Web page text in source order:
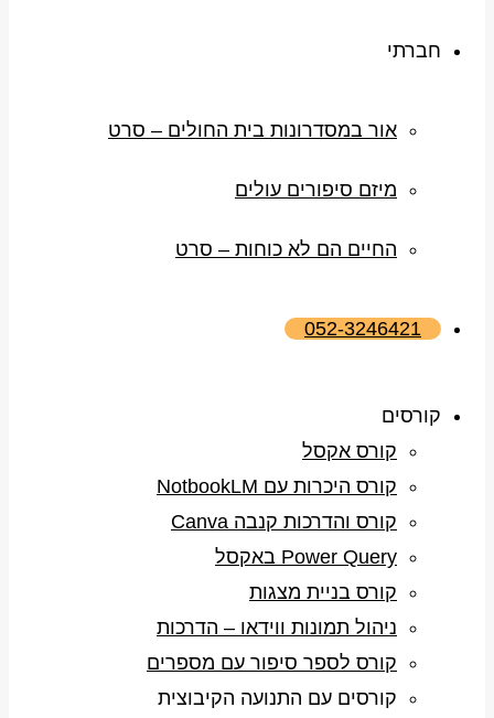
חברתי
אור במסדרונות בית החולים – סרט
מיזם סיפורים עולים
החיים הם לא כוחות – סרט
052-3246421
קורסים
קורס אקסל
קורס היכרות עם NotbookLM
קורס והדרכות קנבה Canva
Power Query באקסל
קורס בניית מצגות
ניהול תמונות ווידאו – הדרכות
קורס לספר סיפור עם מספרים
קורסים עם התנועה הקיבוצית